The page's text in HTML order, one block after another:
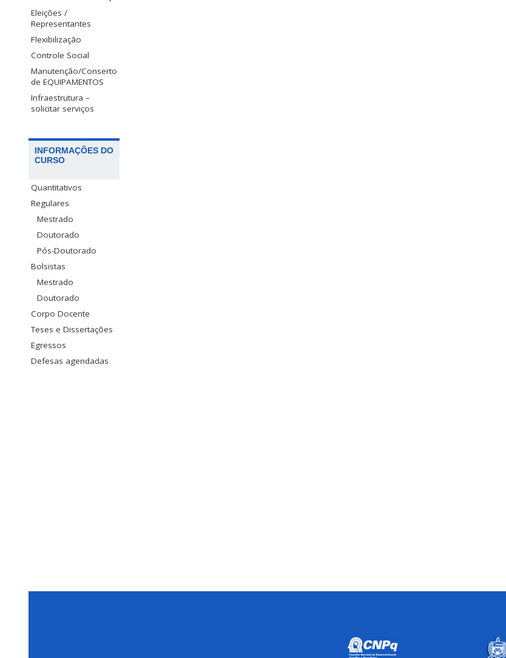
Eleições /
Representantes
Flexibilização
Controle Social
Manutenção/Conserto
de EQUIPAMENTOS
Infraestrutura –
solicitar serviços
INFORMAÇÕES DO
CURSO
Quantitativos
Regulares
Mestrado
Doutorado
Pós-Doutorado
Bolsistas
Mestrado
Doutorado
Corpo Docente
Teses e Dissertações
Egressos
Defesas agendadas